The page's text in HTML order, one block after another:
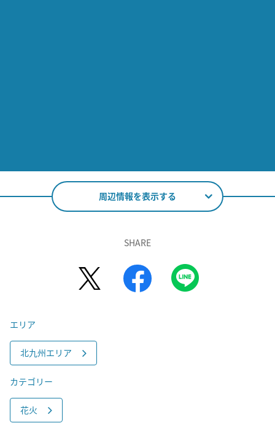
周辺情報を表示する
SHARE
エリア
北九州エリア
カテゴリー
花火